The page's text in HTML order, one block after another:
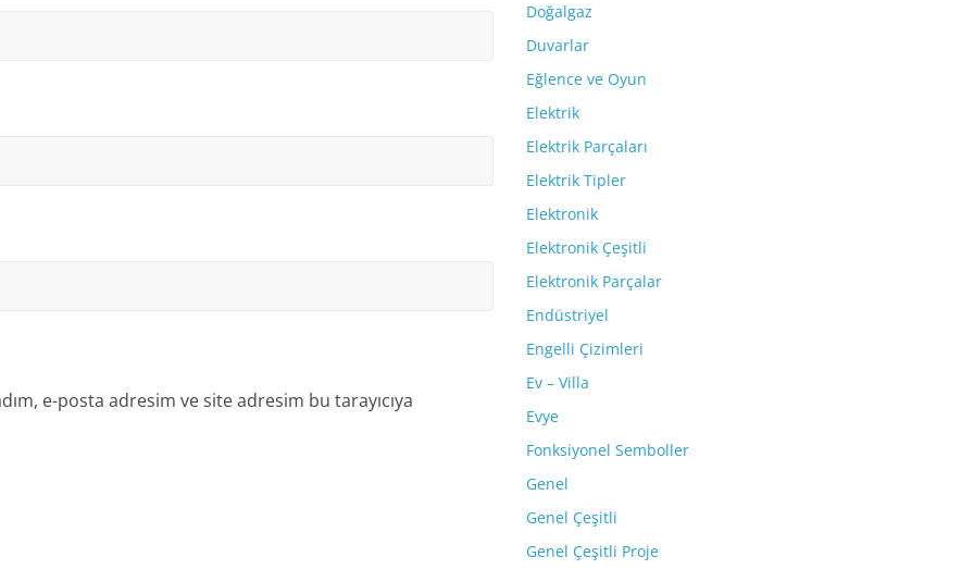
e-posta adresim ve site adresim bu tarayıcıya
Doğalgaz
Duvarlar
Eğlence ve Oyun
Elektrik
Elektrik Parçaları
Elektrik Tipler
Elektronik
Elektronik Çeşitli
Elektronik Parçalar
Endüstriyel
Engelli Çizimleri
Ev – Villa
Evye
Fonksiyonel Semboller
Genel
Genel Çeşitli
Genel Çeşitli Proje